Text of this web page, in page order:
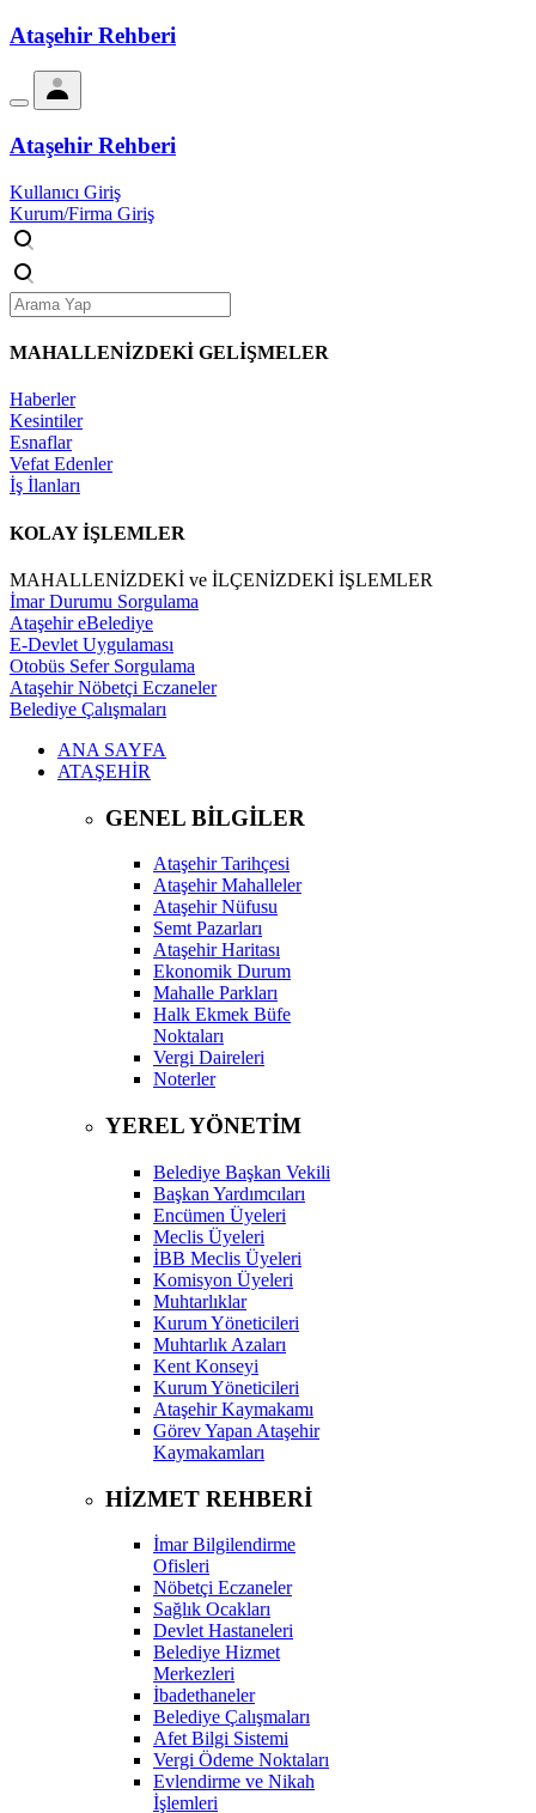
Ataşehir Rehberi
Ataşehir Rehberi
Kullanıcı Giriş
Kurum/Firma Giriş
MAHALLENİZDEKİ GELİŞMELER
Haberler
Kesintiler
Esnaflar
Vefat Edenler
İş İlanları
KOLAY İŞLEMLER
MAHALLENİZDEKİ ve İLÇENİZDEKİ İŞLEMLER
İmar Durumu Sorgulama
Ataşehir eBelediye
E-Devlet Uygulaması
Otobüs Sefer Sorgulama
Ataşehir Nöbetçi Eczaneler
Belediye Çalışmaları
ANA SAYFA
ATAŞEHİR
GENEL BİLGİLER
Ataşehir Tarihçesi
Ataşehir Mahalleler
Ataşehir Nüfusu
Semt Pazarları
Ataşehir Haritası
Ekonomik Durum
Mahalle Parkları
Halk Ekmek Büfe
Noktaları
Vergi Daireleri
Noterler
YEREL YÖNETİM
Belediye Başkan Vekili
Başkan Yardımcıları
Encümen Üyeleri
Meclis Üyeleri
İBB Meclis Üyeleri
Komisyon Üyeleri
Muhtarlıklar
Kurum Yöneticileri
Muhtarlık Azaları
Kent Konseyi
Kurum Yöneticileri
Ataşehir Kaymakamı
Görev Yapan Ataşehir
Kaymakamları
HİZMET REHBERİ
İmar Bilgilendirme
Ofisleri
Nöbetçi Eczaneler
Sağlık Ocakları
Devlet Hastaneleri
Belediye Hizmet
Merkezleri
İbadethaneler
Belediye Çalışmaları
Afet Bilgi Sistemi
Vergi Ödeme Noktaları
Evlendirme ve Nikah
İşlemleri